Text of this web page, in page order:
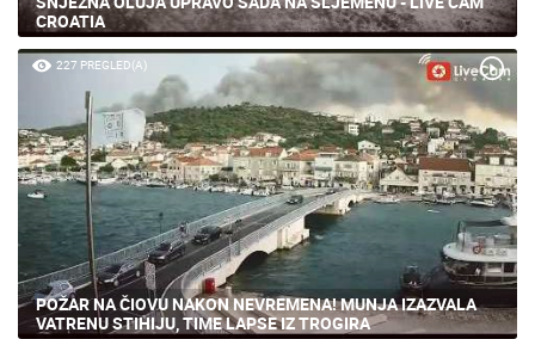
CROATIA
227 PREGLED(A)
POŽAR NA ČIOVU NAKON NEVREMENA! MUNJA IZAZVALA
VATRENU STIHIJU, TIME LAPSE IZ TROGIRA